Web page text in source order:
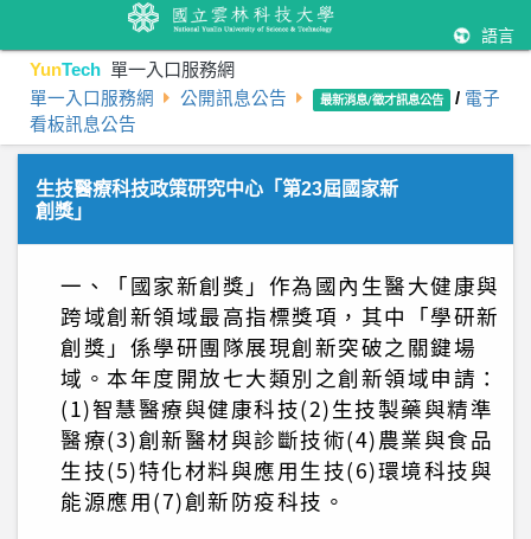
語言
YunTech 單一入口服務網
單一入口服務網 公開訊息公告 最新消息/徵才訊息公告 / 電子
看板訊息公告
生技醫療科技政策研究中心「第23屆國家新
創獎」
一、「國家新創獎」作為國內生醫大健康與
跨域創新領域最高指標獎項，其中「學研新
創獎」係學研團隊展現創新突破之關鍵場
域。本年度開放七大類別之創新領域申請：
(1)智慧醫療與健康科技(2)生技製藥與精準
醫療(3)創新醫材與診斷技術(4)農業與食品
生技(5)特化材料與應用生技(6)環境科技與
能源應用(7)創新防疫科技。